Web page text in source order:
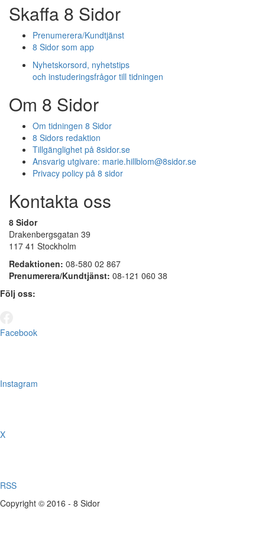
Skaffa 8 Sidor
Prenumerera/Kundtjänst
8 Sidor som app
Nyhetskorsord, nyhetstips
och instuderingsfrågor till tidningen
Om 8 Sidor
Om tidningen 8 Sidor
8 Sidors redaktion
Tillgänglighet på 8sidor.se
Ansvarig utgivare: marie.hillblom@8sidor.se
Privacy policy på 8 sidor
Kontakta oss
8 Sidor
Drakenbergsgatan 39
117 41 Stockholm
Redaktionen: 08-580 02 867
Prenumerera/Kundtjänst: 08-121 060 38
Följ oss:
Facebook
Instagram
X
RSS
Copyright © 2016 - 8 Sidor